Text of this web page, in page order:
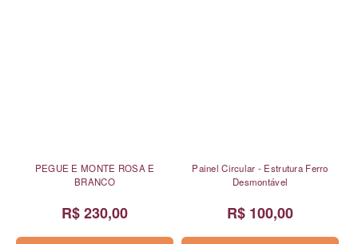
PEGUE E MONTE ROSA E
BRANCO
R$ 230,00
Painel Circular - Estrutura Ferro
Desmontável
R$ 100,00